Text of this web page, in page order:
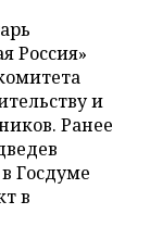
Россия»
и
Ранее
Госдуме
в